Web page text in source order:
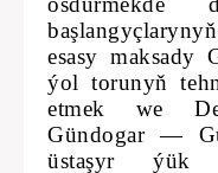
esasy maksady
ýol torunyň
etmek we
Gündogar —
üstaşyr ýük